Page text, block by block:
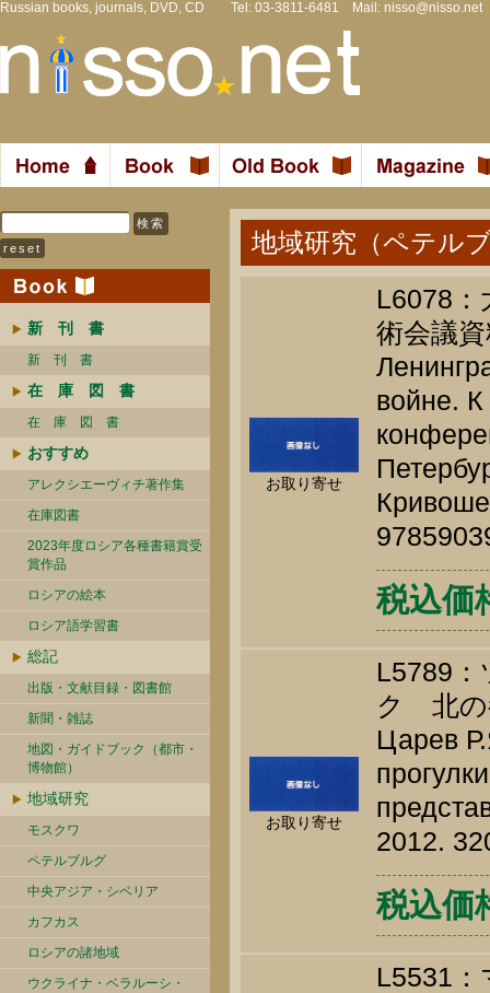
Russian books, journals, DVD, CD Tel: 03-3811-6481 Mail: nisso@nisso.net
新 刊 書
新 刊 書
在 庫 図 書
在 庫 図 書
おすすめ
アレクシエーヴィチ著作集
在庫図書
2023年度ロシア各種書籍賞受
賞作品
ロシアの絵本
ロシア語学習書
総記
出版・文献目録・図書館
新聞・雑誌
地図・ガイドブック（都市・
博物館）
地域研究
モスクワ
ペテルブルグ
中央アジア・シベリア
カフカス
ロシアの諸地域
ウクライナ・ベラルーシ・
地域研究（ペテル
お取り寄せ
L6078
術会議
войне.
税込価
お取り寄せ
L5789
ク 北の
Царев
2012.
税込価
L5531